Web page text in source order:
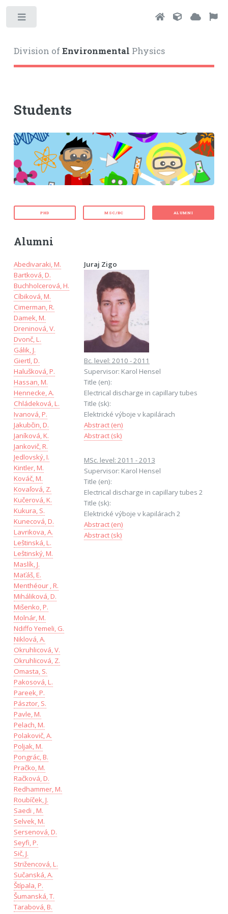
Division ofEnvironmental Physics
Students
PHD MSC/BC ALUMNI
Alumni
Abedivaraki, M.
Bartková, D.
Buchholcerová, H.
Cíbiková, M.
Cimerman, R.
Damek, M.
Dreninová, V.
Dvonč, L.
Gálik, J.
Giertl, D.
Halušková, P.
Hassan, M.
Hennecke, A.
Chládeková, L.
Ivanová, P.
Jakubčin, D.
Janíková, K.
Jankovič, R.
Jedlovský, I.
Kintler, M.
Kováč, M.
Kovaľová, Z.
Kučerová, K.
Kukura, S.
Kunecová, D.
Lavrikova, A.
Leštinská, L.
Leštinský, M.
Maslík, J.
Maťáš, E.
Menthéour , R.
Miháliková, D.
Mišenko, P.
Molnár, M.
Ndiffo Yemeli, G.
Niklová, A.
Okruhlicová, V.
Okruhlicová, Z.
Omasta, S.
Pakosová, L.
Pareek, P.
Pásztor, S.
Pavle, M.
Pelach, M.
Polakovič, A.
Poljak, M.
Pongrác, B.
Pračko, M.
Račková, D.
Redhammer, M.
Roubíček, J.
Saedi , M.
Selvek, M.
Sersenová, D.
Seyfi, P.
Sič, J.
Strižencová, L.
Sučanská, A.
Štípala, P.
Šumanská, T.
Tarabová, B.
Juraj Zigo
Bc. level: 2010 - 2011
Supervisor: Karol Hensel
Title (en):
Electrical discharge in capillary tubes
Title (sk):
Elektrické výboje v kapilárach
Abstract (en)
Abstract (sk)
MSc. level: 2011 - 2013
Supervisor: Karol Hensel
Title (en):
Electrical discharge in capillary tubes 2
Title (sk):
Elektrické výboje v kapilárach 2
Abstract (en)
Abstract (sk)